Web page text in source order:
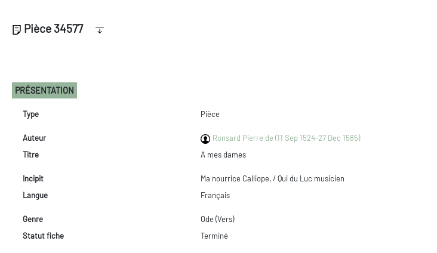
Pièce 34577
PRÉSENTATION
Type Pièce
Auteur
Ronsard Pierre de (11 Sep 1524-27 Dec 1585)
Titre
A mes dames
Incipit
Ma nourrice Calliope, / Qui du Luc musicien
Langue
Français
Genre
Ode (Vers)
Statut fiche
Terminé